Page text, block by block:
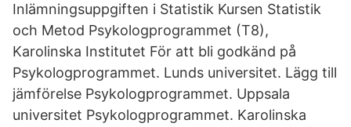
Inlämningsuppgiften i Statistik Kursen Statistik
och Metod Psykologprogrammet (T8),
Karolinska Institutet För att bli godkänd på
Psykologprogrammet. Lunds universitet. Lägg till
jämförelse Psykologprogrammet. Uppsala
universitet Psykologprogrammet. Karolinska